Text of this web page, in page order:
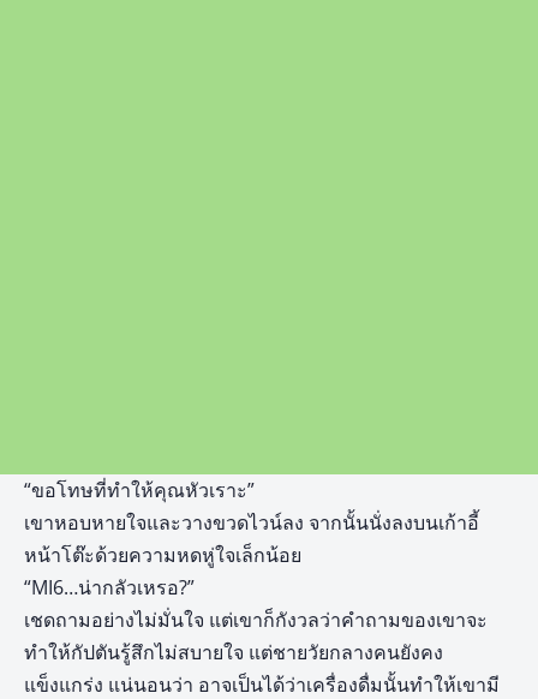
“ขอโทษที่ทำให้คุณหัวเราะ”
เขาหอบหายใจและวางขวดไวน์ลง จากนั้นนั่งลงบนเก้าอี้
หน้าโต๊ะด้วยความหดหู่ใจเล็กน้อย
“MI6…น่ากลัวเหรอ?”
เชดถามอย่างไม่มั่นใจ แต่เขาก็กังวลว่าคำถามของเขาจะ
ทำให้กัปตันรู้สึกไม่สบายใจ แต่ชายวัยกลางคนยังคง
แข็งแกร่ง แน่นอนว่า อาจเป็นได้ว่าเครื่องดื่มนั้นทำให้เขามี